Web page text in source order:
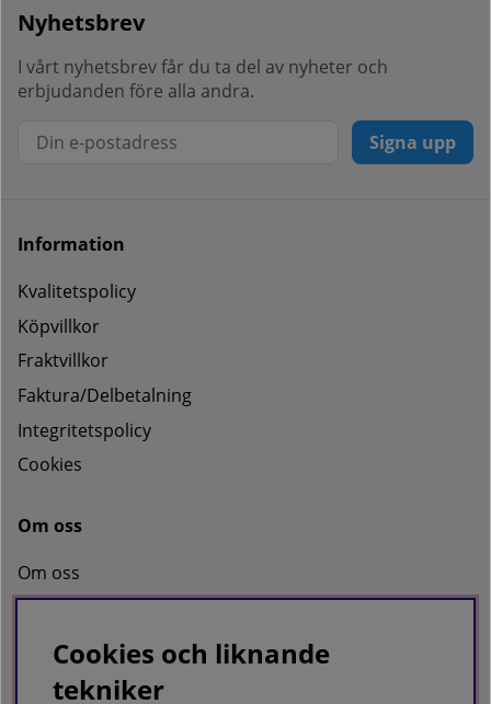
Nyhetsbrev
I vårt nyhetsbrev får du ta del av nyheter och
erbjudanden före alla andra.
Signa upp
Information
Kvalitetspolicy
Köpvillkor
Fraktvillkor
Faktura/Delbetalning
Integritetspolicy
Cookies
Om oss
Om oss
Kontakta oss
KRISTERS MÖBLER MASKIN AB
Cookies och liknande
tekniker